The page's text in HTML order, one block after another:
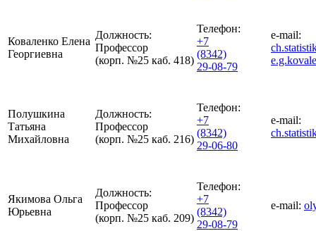
Коваленко Елена
Георгиевна
Должность:
Профессор
(корп. №25 каб. 418)
Телефон:
+7
(8342)
29-08-79
e-mail:
Полушкина
Татьяна
Михайловна
Должность:
Профессор
(корп. №25 каб. 216)
Телефон:
+7
(8342)
29-06-80
e-mail:
Якимова Ольга
Юрьевна
Должность:
Профессор
(корп. №25 каб. 209)
Телефон:
+7
(8342)
29-08-79
e-mail: